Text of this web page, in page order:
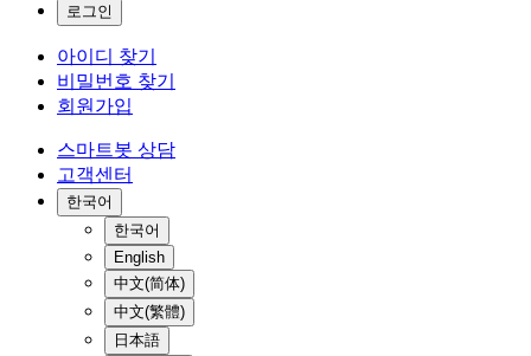
로그인
아이디 찾기
비밀번호 찾기
회원가입
스마트봇 상담
고객센터
한국어
한국어
English
中文(简体)
中文(繁體)
日本語